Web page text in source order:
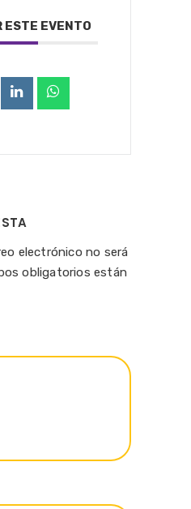
ESTE EVENTO
electrónico no será
obligatorios están